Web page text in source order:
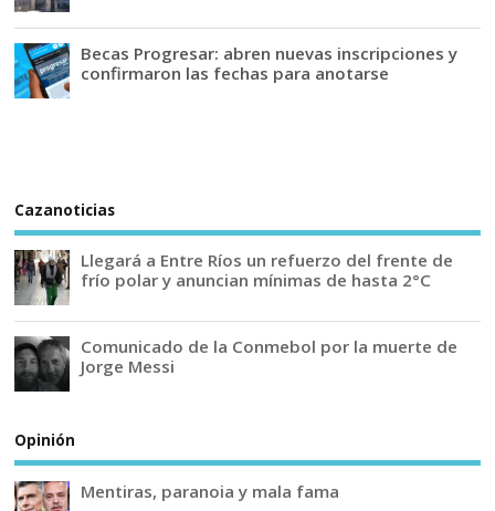
Becas Progresar: abren nuevas inscripciones y
confirmaron las fechas para anotarse
Cazanoticias
Llegará a Entre Ríos un refuerzo del frente de
frío polar y anuncian mínimas de hasta 2°C
Comunicado de la Conmebol por la muerte de
Jorge Messi
Opinión
Mentiras, paranoia y mala fama